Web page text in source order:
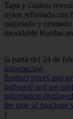
Tapa y caldero
nylon reforzado con
niquelado y
inoxidable Ruedas
(a partir del 24 de
información
Product prices and
indicated and are
information
the time of purchase
)